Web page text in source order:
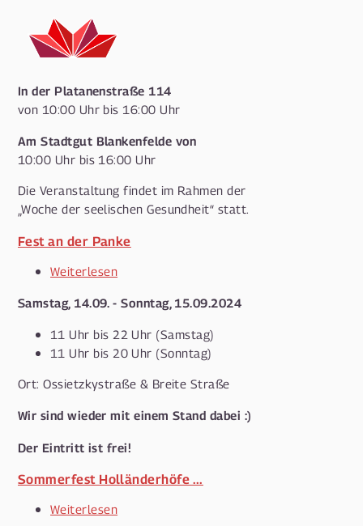
In der Platanenstraße 114
von 10:00 Uhr bis 16:00 Uhr
Am Stadtgut Blankenfelde von
10:00 Uhr bis 16:00 Uhr
Die Veranstaltung findet im Rahmen der
„Woche der seelischen Gesundheit“ statt.
Fest an der Panke
Weiterlesen
an
der
Panke
Samstag, 14.09. - Sonntag, 15.09.2024
11 Uhr bis 22 Uhr (Samstag)
11 Uhr bis 20 Uhr (Sonntag)
Ort: Ossietzkystraße & Breite Straße
Wir sind wieder mit einem Stand dabei :)
Der Eintritt ist frei!
Sommerfest Holländerhöfe ...
Weiterlesen